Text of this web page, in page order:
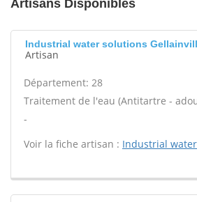
Artisans Disponibles
Industrial water solutions
Artisan
Département: 28
Traitement de l'eau (Antitartre -
-
Voir la fiche artisan : Industrial